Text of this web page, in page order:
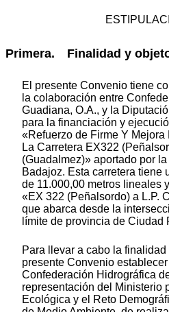
Primera. Finalidad y
El presente Convenio tiene
la colaboración entre
Guadiana, O.A., y la
para la financiación y
«Refuerzo de Firme Y
La Carretera EX322
(Guadalmez)» aportado por
Badajoz. Esta carretera tiene
de 11.000,00 metros lineales
«EX 322 (Peñalsordo) a L.P.
que abarca desde la
límite de provincia de Ciudad
Para llevar a cabo la
presente Convenio
Confederación Hidrográfica
representación del Ministerio
Ecológica y el Reto